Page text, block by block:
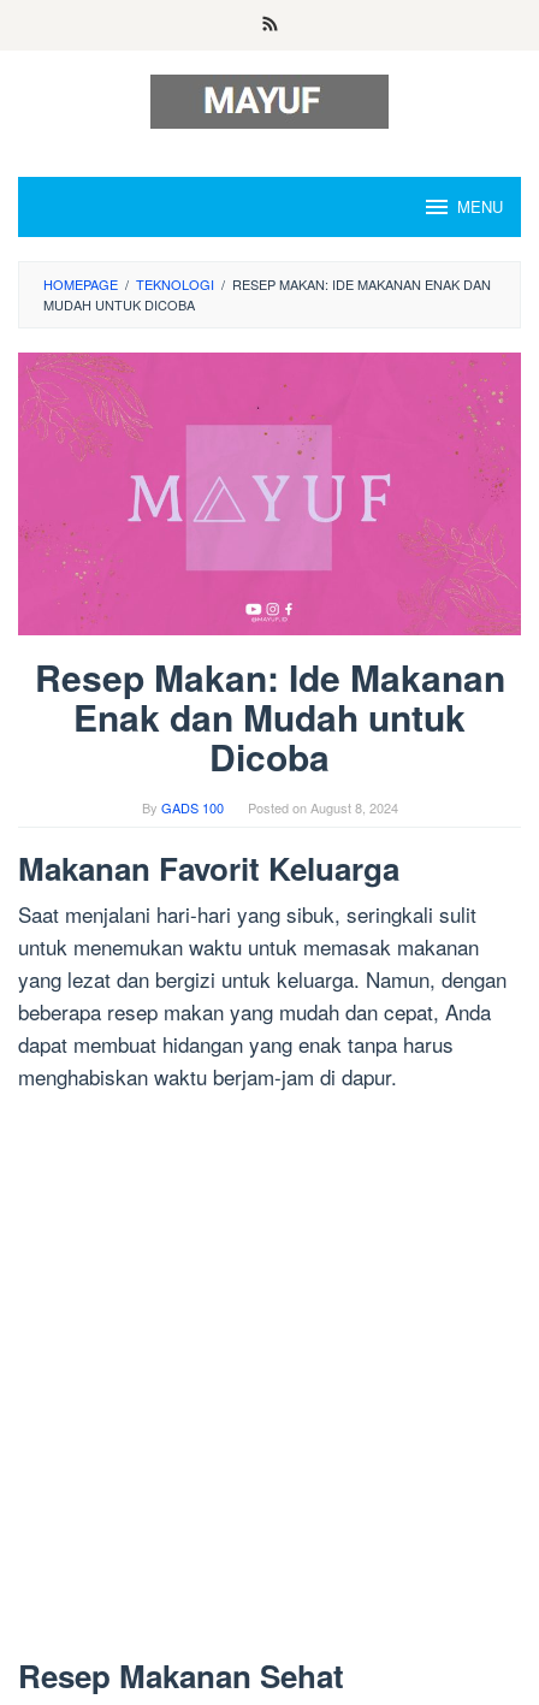
MENU
HOMEPAGE / TEKNOLOGI / RESEP MAKAN: IDE MAKANAN ENAK DAN
MUDAH UNTUK DICOBA
Resep Makan: Ide Makanan
Enak dan Mudah untuk
Dicoba
By GADS 100 Posted onAugust 8, 2024
Makanan Favorit Keluarga
Saat menjalani hari-hari yang sibuk, seringkali sulit
untuk menemukan waktu untuk memasak makanan
yang lezat dan bergizi untuk keluarga. Namun, dengan
beberapa resep makan yang mudah dan cepat, Anda
dapat membuat hidangan yang enak tanpa harus
menghabiskan waktu berjam-jam di dapur.
Resep Makanan Sehat